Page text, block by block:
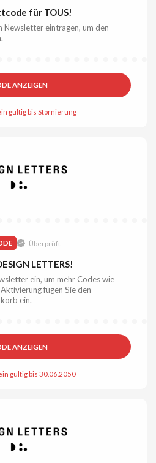
für TOUS!
Newsletter eintragen, um den
ANZEIGEN
gültig bis Stornierung
Überprüft
LETTERS!
ein, um mehr Codes wie
fügen Sie den
ein.
ANZEIGEN
gültig bis 30.06.2050